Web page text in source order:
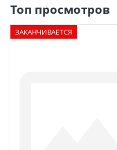
Топ просмотров
ЗАКАНЧИВАЕТСЯ